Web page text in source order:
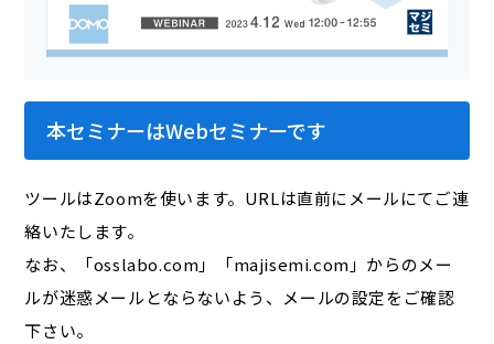
本セミナーはWebセミナーです
ツールはZoomを使います。URLは直前にメールにてご連
絡いたします。
なお、「osslabo.com」「majisemi.com」からのメー
ルが迷惑メールとならないよう、メールの設定をご確認
下さい。